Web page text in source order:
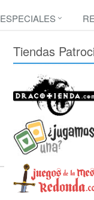
ESPECIALES
Tiendas